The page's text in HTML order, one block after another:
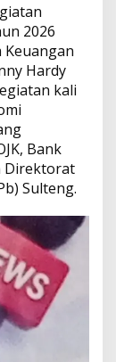
2026
Keuangan
Hardy
kali
Bank
Direktorat
Sulteng.